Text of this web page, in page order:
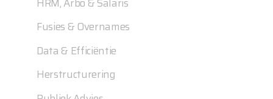
Fusies & Overnames
Data & Efficiëntie
Herstructurering